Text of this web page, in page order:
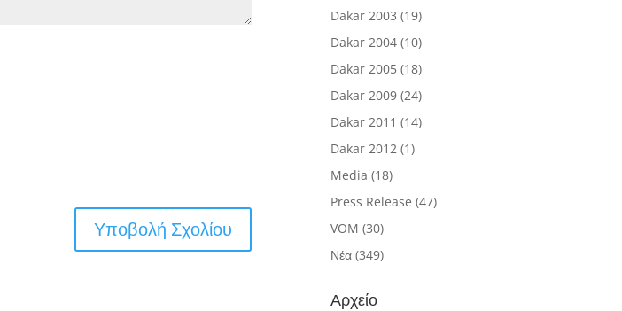
Dakar 2003 (19)
Dakar 2004 (10)
Dakar 2005 (18)
Dakar 2009 (24)
Dakar 2011 (14)
Dakar 2012 (1)
Media (18)
Press Release (47)
VOM (30)
Νέα (349)
Αρχείο